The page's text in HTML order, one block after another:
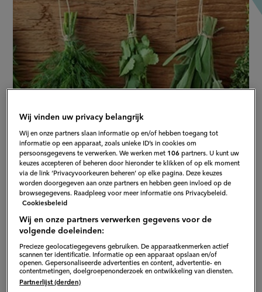
Dit kun je doen met
overgebleven kruiden
Je kunt van harde kruiden (rozemarijn, tijm, laurier)
kruidenazijn of kruidenolie maken. Vul een afsluitbare
pot of fles met de harde kruiden die jij lekker vindt.
Wij vinden uw privacy belangrijk
Wij en onze partners slaan informatie op en/of hebben toegang tot
informatie op een apparaat, zoals unieke ID’s in cookies om
persoonsgegevens te verwerken. We werken met 106 partners. U kunt uw
keuzes accepteren of beheren door hieronder te klikken of op elk moment
via de link ‘Privacyvoorkeuren beheren’ op elke pagina. Deze keuzes
worden doorgegeven aan onze partners en hebben geen invloed op de
browsegegevens. Raadpleeg voor meer informatie ons Privacybeleid.
Cookiesbeleid
Wij en onze partners verwerken gegevens voor de
volgende doeleinden:
Precieze geolocatiegegevens gebruiken. De apparaatkenmerken actief
scannen ter identificatie. Informatie op een apparaat opslaan en/of
openen. Gepersonaliseerde advertenties en content, advertentie- en
contentmetingen, doelgroepenonderzoek en ontwikkeling van diensten.
Partnerlijst (derden)